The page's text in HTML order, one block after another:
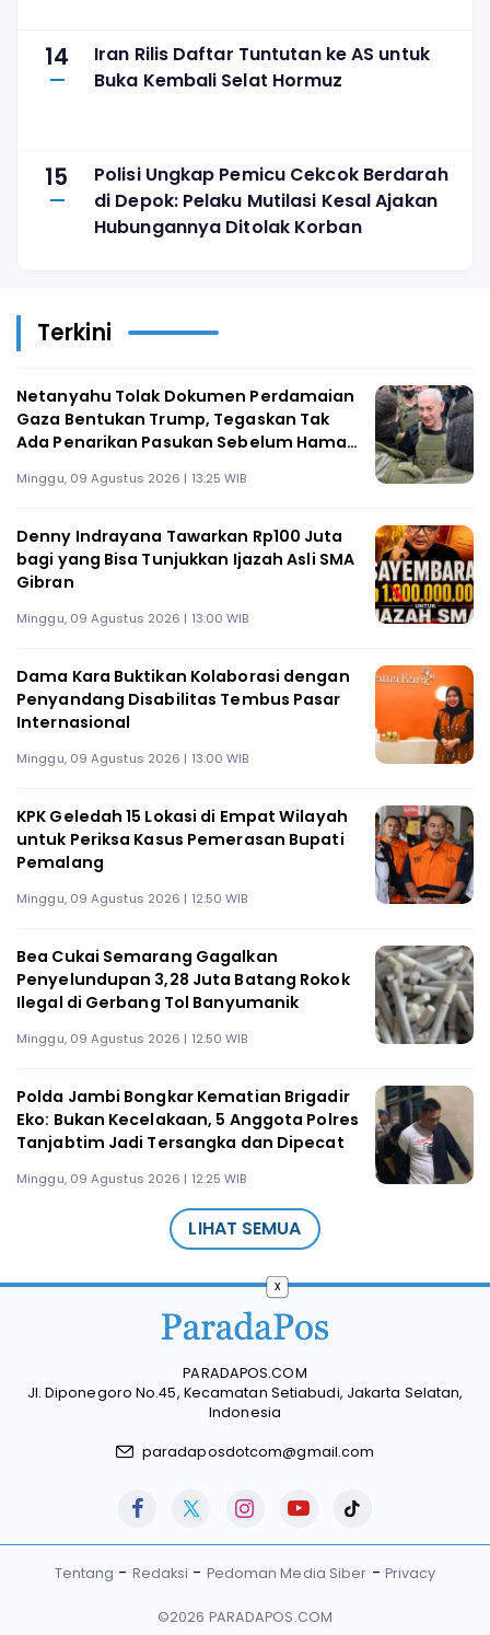
14
Iran Rilis Daftar Tuntutan ke AS untuk
Buka Kembali Selat Hormuz
15
Polisi Ungkap Pemicu Cekcok Berdarah
di Depok: Pelaku Mutilasi Kesal Ajakan
Hubungannya Ditolak Korban
Terkini
Netanyahu Tolak Dokumen Perdamaian
Gaza Bentukan Trump, Tegaskan Tak
Ada Penarikan Pasukan Sebelum Hamas
Minggu, 09 Agustus 2026 | 13:25 WIB
Denny Indrayana Tawarkan Rp100 Juta
bagi yang Bisa Tunjukkan Ijazah Asli SMA
Gibran
Minggu, 09 Agustus 2026 | 13:00 WIB
Dama Kara Buktikan Kolaborasi dengan
Penyandang Disabilitas Tembus Pasar
Internasional
Minggu, 09 Agustus 2026 | 13:00 WIB
KPK Geledah 15 Lokasi di Empat Wilayah
untuk Periksa Kasus Pemerasan Bupati
Pemalang
Minggu, 09 Agustus 2026 | 12:50 WIB
Bea Cukai Semarang Gagalkan
Penyelundupan 3,28 Juta Batang Rokok
Ilegal di Gerbang Tol Banyumanik
Minggu, 09 Agustus 2026 | 12:50 WIB
Polda Jambi Bongkar Kematian Brigadir
Eko: Bukan Kecelakaan, 5 Anggota Polres
Tanjabtim Jadi Tersangka dan Dipecat
Minggu, 09 Agustus 2026 | 12:25 WIB
LIHAT SEMUA
PARADAPOS.COM
Jl. Diponegoro No.45, Kecamatan Setiabudi, Jakarta Selatan,
Indonesia
paradaposdotcom@gmail.com
Tentang Redaksi Pedoman Media Siber Privacy
©2026 PARADAPOS.COM
x